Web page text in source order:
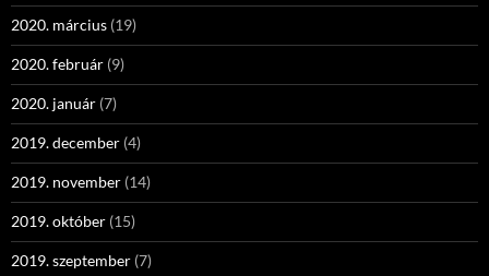
2020. március (19)
2020. február (9)
2020. január (7)
2019. december (4)
2019. november (14)
2019. október (15)
2019. szeptember (7)